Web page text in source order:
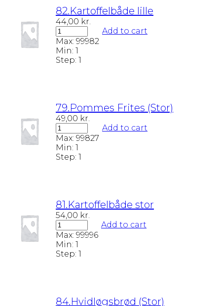
82.Kartoffelbåde lille
44,00 kr.
Max: 99982
Min: 1
Step: 1
Add to cart
79.Pommes Frites (Stor)
49,00 kr.
Max: 99827
Min: 1
Step: 1
Add to cart
81.Kartoffelbåde stor
54,00 kr.
Max: 99996
Min: 1
Step: 1
Add to cart
84.Hvidløgsbrød (Stor)